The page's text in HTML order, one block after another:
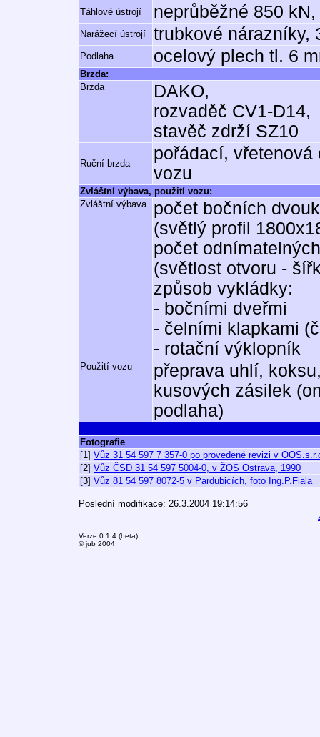
Táhlové ústrojí neprůběžné 850
Narážecí ústrojí trubkové nárazníky,
Podlaha ocelový plech tl. 6
Brzda:
Brzda
DAKO,
rozvaděč CV1-D14,
stavěč zdrží SZ10
Ruční brzda
pořádací,
vozu
Zvláštní výbava, použití vozu:
Zvláštní výbava
počet bočních
(světlý profil
počet
(světlost otvoru -
způsob vykládky:
- bočními dveřmi
- čelními klapkami
- rotační výklopník
Použití vozu
přeprava uhlí,
kusových zásilek
podlaha)
Fotografie
[1] Vůz 31 54 597 7 357-0 po provedené revizi v
[2] Vůz ČSD 31 54 597 5004-0, v ŽOS Ostrava, 1990
[3] Vůz 81 54 597 8072-5 v Pardubicích, foto Ing.P.Fiala
Poslední modifikace: 26.3.2004 19:14:56
Verze 0.1.4 (beta)
© jub 2004